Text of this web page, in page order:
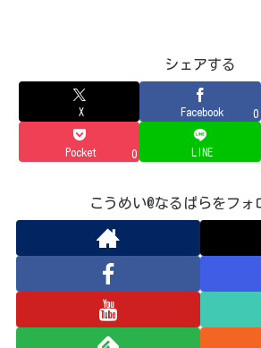
シェアする
X Facebook 0
Pocket 0 LINE
こうめい@なるぱらをフォ